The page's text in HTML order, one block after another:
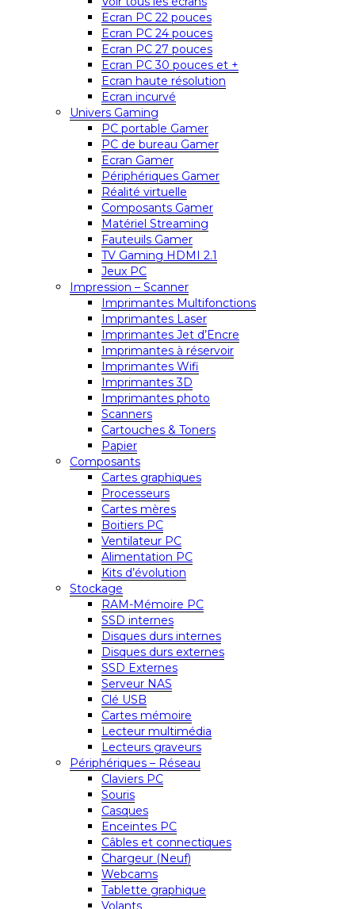
Ecran PC 22 pouces
Ecran PC 24 pouces
Ecran PC 27 pouces
Ecran PC 30 pouces et +
Ecran haute résolution
Ecran incurvé
Univers Gaming
PC portable Gamer
PC de bureau Gamer
Ecran Gamer
Périphériques Gamer
Réalité virtuelle
Composants Gamer
Matériel Streaming
Fauteuils Gamer
TV Gaming HDMI 2.1
Jeux PC
Impression – Scanner
Imprimantes Multifonctions
Imprimantes Laser
Imprimantes Jet d’Encre
Imprimantes à réservoir
Imprimantes Wifi
Imprimantes 3D
Imprimantes photo
Scanners
Cartouches & Toners
Papier
Composants
Cartes graphiques
Processeurs
Cartes mères
Boitiers PC
Ventilateur PC
Alimentation PC
Kits d’évolution
Stockage
RAM-Mémoire PC
SSD internes
Disques durs internes
Disques durs externes
SSD Externes
Serveur NAS
Clé USB
Cartes mémoire
Lecteur multimédia
Lecteurs graveurs
Périphériques – Réseau
Claviers PC
Souris
Casques
Enceintes PC
Câbles et connectiques
Chargeur (Neuf)
Webcams
Tablette graphique
Volants